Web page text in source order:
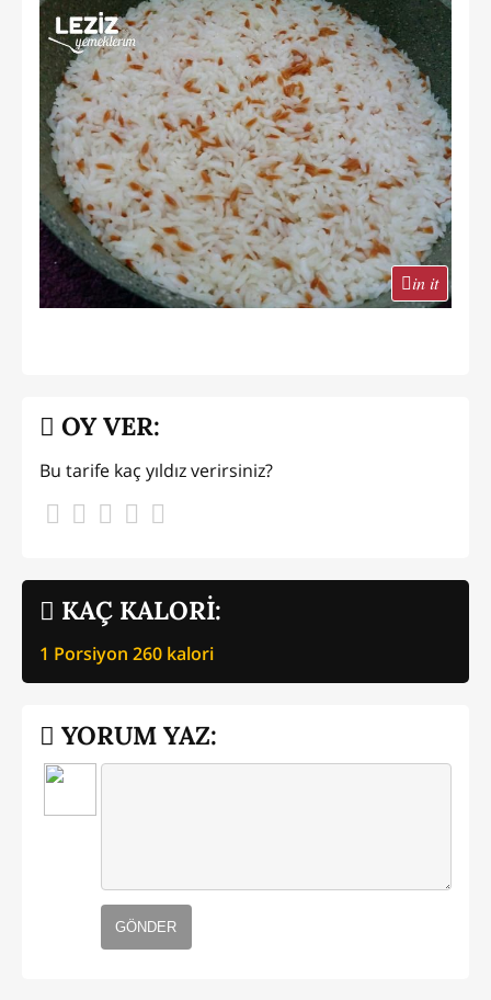
in it
KAÇ KALORİ:
1 Porsiyon 260 kalori
OY VER:
Bu tarife kaç yıldız verirsiniz?
YORUM YAZ:
GÖNDER